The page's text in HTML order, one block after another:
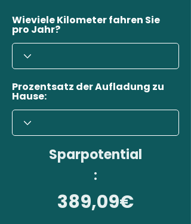
Wieviele Kilometer fahren Sie
pro Jahr?
Prozentsatz der Aufladung zu
Hause:
Sparpotential
:
389,09€